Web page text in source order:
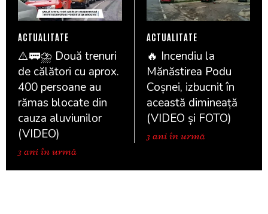
ACTUALITATE
⚠️🚃⛈️ Două trenuri
de călători cu aprox.
400 persoane au
rămas blocate din
cauza aluviunilor
(VIDEO)
3 ani în urmă
ACTUALITATE
🔥 Incendiu la
Mănăstirea Podu
Coșnei, izbucnit în
această dimineață
(VIDEO și FOTO)
3 ani în urmă